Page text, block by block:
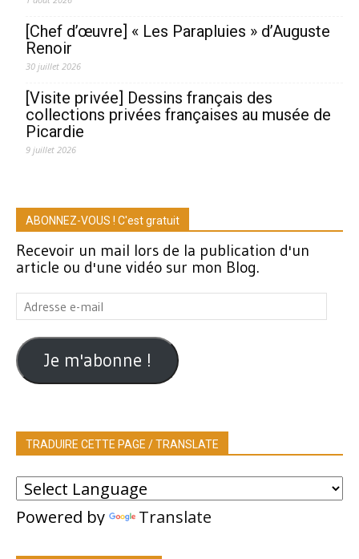
[Chef d’œuvre] « Les Parapluies » d’Auguste
Renoir
30 juillet 2026
[Visite privée] Dessins français des
collections privées françaises au musée de
Picardie
9 juillet 2026
ABONNEZ-VOUS ! C'est gratuit
Recevoir un mail lors de la publication d'un
article ou d'une vidéo sur mon Blog.
Adresse
e-
mail
Je m'abonne !
TRADUIRE CETTE PAGE / TRANSLATE
Powered by Translate